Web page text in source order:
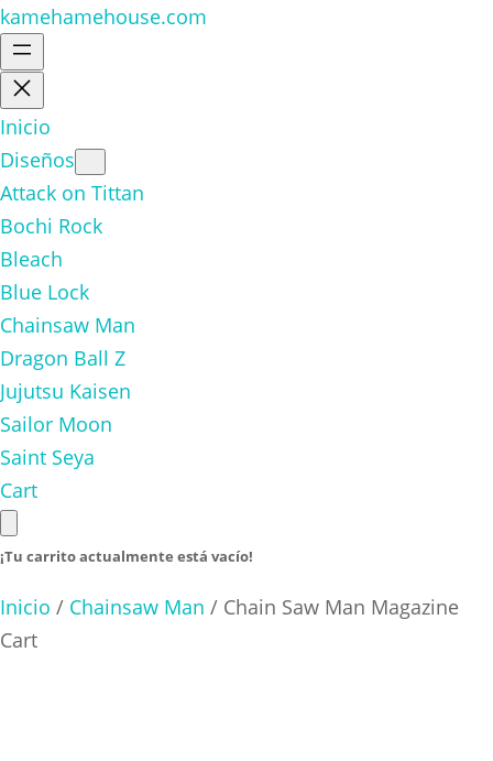
kamehamehouse.com
Inicio
Diseños
Attack on Tittan
Bochi Rock
Bleach
Blue Lock
Chainsaw Man
Dragon Ball Z
Jujutsu Kaisen
Sailor Moon
Saint Seya
Cart
¡Tu carrito actualmente está vacío!
Inicio / Chainsaw Man / Chain Saw Man Magazine
Cart